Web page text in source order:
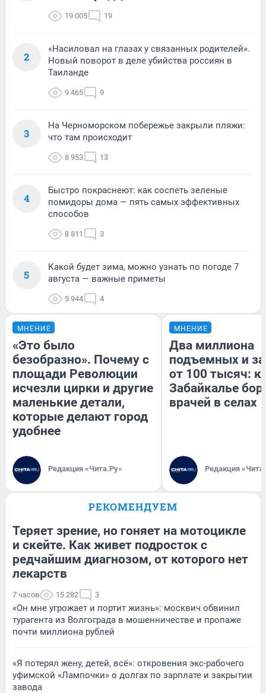
19 005 19
2
«Насиловал на глазах у связанных родителей».
Новый поворот в деле убийства россиян в
Таиланде
9 465 9
3
На Черноморском побережье закрыли пляжи:
что там происходит
8 953 13
4
Быстро покраснеют: как соспеть зеленые
помидоры дома — пять самых эффективных
способов
8 811 3
5
Какой будет зима, можно узнать по погоде 7
августа — важные приметы
5 944 4
МНЕНИЕ
«Это было
безобразно». Почему с
площади Революции
исчезли цирки и другие
маленькие детали,
которые делают город
удобнее
Редакция «Чита.Ру»
МНЕНИЕ
Два миллиона
подъемных и
от 100 тысяч:
Забайкалье
врачей в селах
Редакция
РЕКОМЕНДУЕМ
Теряет зрение, но гоняет на мотоцикле
и скейте. Как живет подросток с
редчайшим диагнозом, от которого нет
лекарств
7 часов 15 282 3
«Он мне угрожает и портит жизнь»: москвич обвинил
турагента из Волгограда в мошенничестве и пропаже
почти миллиона рублей
«Я потерял жену, детей, всё»: откровения экс-рабочего
уфимской «Лампочки» о долгах по зарплате и закрытии
завода